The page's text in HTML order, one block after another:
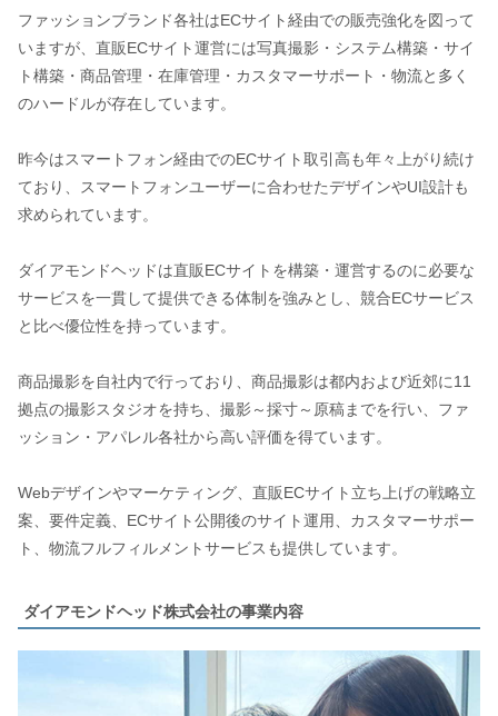
ファッションブランド各社はECサイト経由での販売強化を図って
いますが、直販ECサイト運営には写真撮影・システム構築・サイ
ト構築・商品管理・在庫管理・カスタマーサポート・物流と多く
のハードルが存在しています。
昨今はスマートフォン経由でのECサイト取引高も年々上がり続け
ており、スマートフォンユーザーに合わせたデザインやUI設計も
求められています。
ダイアモンドヘッドは直販ECサイトを構築・運営するのに必要な
サービスを一貫して提供できる体制を強みとし、競合ECサービス
と比べ優位性を持っています。
商品撮影を自社内で行っており、商品撮影は都内および近郊に11
拠点の撮影スタジオを持ち、撮影～採寸～原稿までを行い、ファ
ッション・アパレル各社から高い評価を得ています。
Webデザインやマーケティング、直販ECサイト立ち上げの戦略立
案、要件定義、ECサイト公開後のサイト運用、カスタマーサポー
ト、物流フルフィルメントサービスも提供しています。
ダイアモンドヘッド株式会社の事業内容